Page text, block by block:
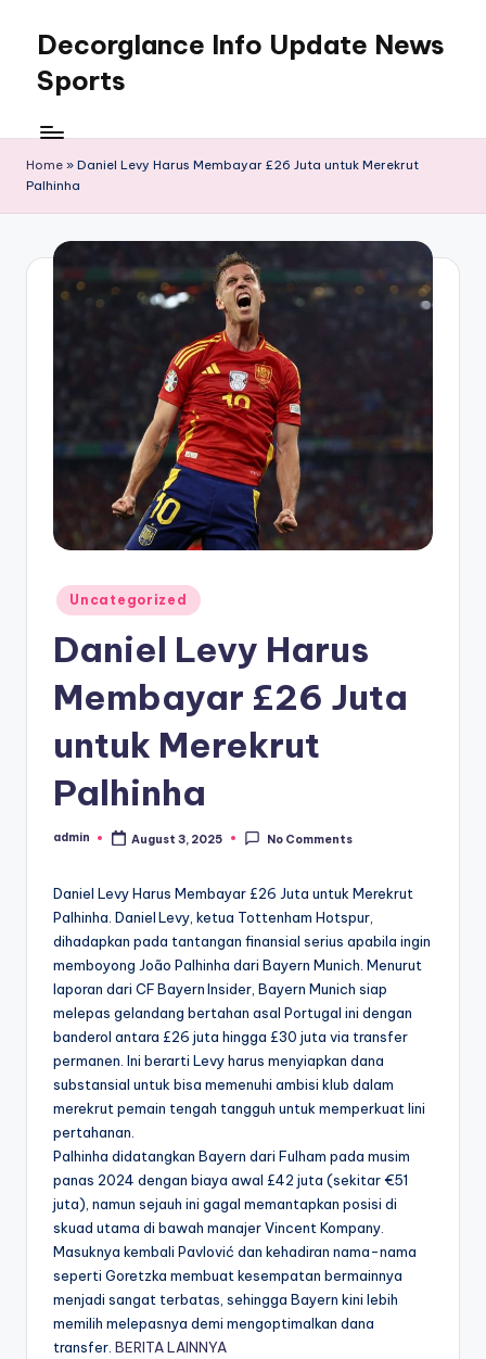
content
Decorglance Info Update News
Sports
adalah
sebuah
portal
berita
olahraga
terupdate.
Home » Daniel Levy Harus Membayar £26 Juta untuk Merekrut
Palhinha
Posted
in
Uncategorized
Daniel Levy Harus
Membayar £26 Juta
untuk Merekrut
Palhinha
Posted
admin August 3, 2025 No Comments
Daniel Levy Harus Membayar £26 Juta untuk Merekrut
Palhinha. Daniel Levy, ketua Tottenham Hotspur,
dihadapkan pada tantangan finansial serius apabila ingin
memboyong João Palhinha dari Bayern Munich. Menurut
laporan dari CF Bayern Insider, Bayern Munich siap
melepas gelandang bertahan asal Portugal ini dengan
banderol antara £26 juta hingga £30 juta via transfer
permanen. Ini berarti Levy harus menyiapkan dana
substansial untuk bisa memenuhi ambisi klub dalam
merekrut pemain tengah tangguh untuk memperkuat lini
pertahanan.
Palhinha didatangkan Bayern dari Fulham pada musim
panas 2024 dengan biaya awal £42 juta (sekitar €51
juta), namun sejauh ini gagal memantapkan posisi di
skuad utama di bawah manajer Vincent Kompany.
Masuknya kembali Pavlović dan kehadiran nama-nama
seperti Goretzka membuat kesempatan bermainnya
menjadi sangat terbatas, sehingga Bayern kini lebih
memilih melepasnya demi mengoptimalkan dana
transfer. BERITA LAINNYA